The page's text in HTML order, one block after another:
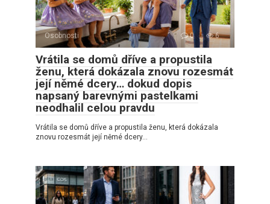
Osobnosti 0 6
Vrátila se domů dříve a propustila
ženu, která dokázala znovu rozesmát
její němé dcery… dokud dopis
napsaný barevnými pastelkami
neodhalil celou pravdu
Vrátila se domů dříve a propustila ženu, která dokázala
znovu rozesmát její němé dcery…